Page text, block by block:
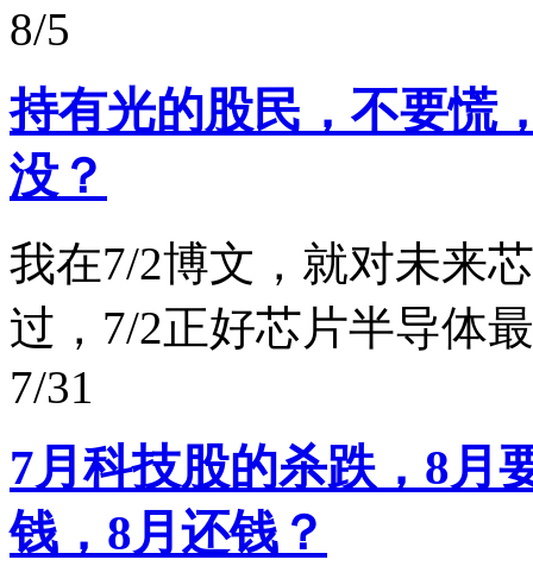
8/5
持有光的股民，不要慌
没？
我在7/2博文，就对未来
过，7/2正好芯片半导体
7/31
7月科技股的杀跌，8月
钱，8月还钱？